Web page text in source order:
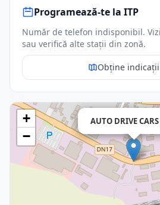
Programează-te la ITP
Număr de telefon indisponibil.
sau verifică alte stații din zonă.
Obține
AUTO DRIVE CARS
+
−